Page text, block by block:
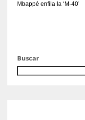
Mbappé enfila la ‘M-40’
Buscar